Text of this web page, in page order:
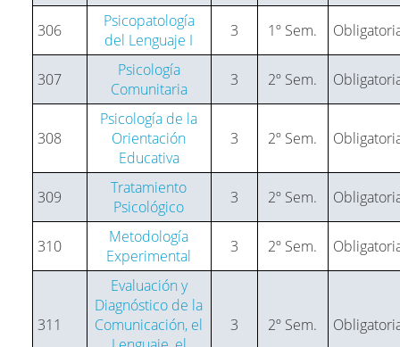
306
Psicopatología
del Lenguaje I
3 1º Sem.
307
Psicología
Comunitaria
3 2º Sem.
308
Psicología de la
Orientación
Educativa
3 2º Sem.
309
Tratamiento
Psicológico
3 2º Sem.
310
Metodología
Experimental
3 2º Sem.
311
Evaluación y
Diagnóstico de la
Comunicación, el
3 2º Sem.